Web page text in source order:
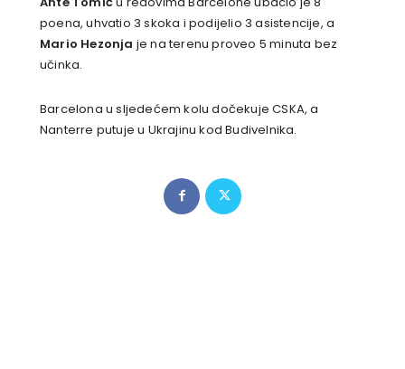
poena, uhvatio 3 skoka i podijelio 3 asistencije, a
Mario Hezonja je na terenu proveo 5 minuta bez
učinka.
Barcelona u sljedećem kolu dočekuje CSKA, a
Nanterre putuje u Ukrajinu kod Budivelnika.